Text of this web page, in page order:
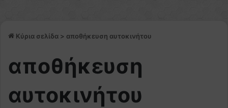
Κύρια σελίδα > αποθήκευση αυτοκινήτου
αποθήκευση
αυτοκινήτου